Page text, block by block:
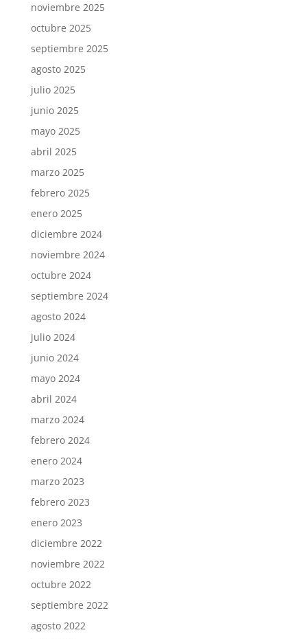
noviembre 2025
octubre 2025
septiembre 2025
agosto 2025
julio 2025
junio 2025
mayo 2025
abril 2025
marzo 2025
febrero 2025
enero 2025
diciembre 2024
noviembre 2024
octubre 2024
septiembre 2024
agosto 2024
julio 2024
junio 2024
mayo 2024
abril 2024
marzo 2024
febrero 2024
enero 2024
marzo 2023
febrero 2023
enero 2023
diciembre 2022
noviembre 2022
octubre 2022
septiembre 2022
agosto 2022